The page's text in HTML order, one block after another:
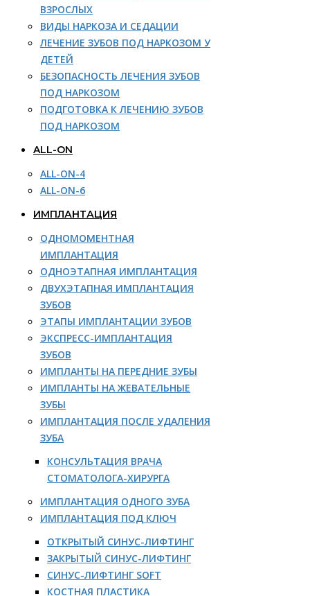
ВЗРОСЛЫХ
ВИДЫ НАРКОЗА И СЕДАЦИИ
ЛЕЧЕНИЕ ЗУБОВ ПОД НАРКОЗОМ У
ДЕТЕЙ
БЕЗОПАСНОСТЬ ЛЕЧЕНИЯ ЗУБОВ
ПОД НАРКОЗОМ
ПОДГОТОВКА К ЛЕЧЕНИЮ ЗУБОВ
ПОД НАРКОЗОМ
ALL-ON
ALL-ON-4
ALL-ON-6
ИМПЛАНТАЦИЯ
ОДНОМОМЕНТНАЯ
ИМПЛАНТАЦИЯ
ОДНОЭТАПНАЯ ИМПЛАНТАЦИЯ
ДВУХЭТАПНАЯ ИМПЛАНТАЦИЯ
ЗУБОВ
ЭТАПЫ ИМПЛАНТАЦИИ ЗУБОВ
ЭКСПРЕСС-ИМПЛАНТАЦИЯ
ЗУБОВ
ИМПЛАНТЫ НА ПЕРЕДНИЕ ЗУБЫ
ИМПЛАНТЫ НА ЖЕВАТЕЛЬНЫЕ
ЗУБЫ
ИМПЛАНТАЦИЯ ПОСЛЕ УДАЛЕНИЯ
ЗУБА
КОНСУЛЬТАЦИЯ ВРАЧА
СТОМАТОЛОГА-ХИРУРГА
ИМПЛАНТАЦИЯ ОДНОГО ЗУБА
ИМПЛАНТАЦИЯ ПОД КЛЮЧ
ОТКРЫТЫЙ СИНУС-ЛИФТИНГ
ЗАКРЫТЫЙ СИНУС-ЛИФТИНГ
СИНУС-ЛИФТИНГ SOFT
КОСТНАЯ ПЛАСТИКА